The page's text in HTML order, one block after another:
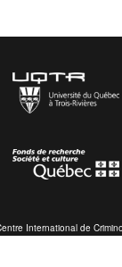
International de